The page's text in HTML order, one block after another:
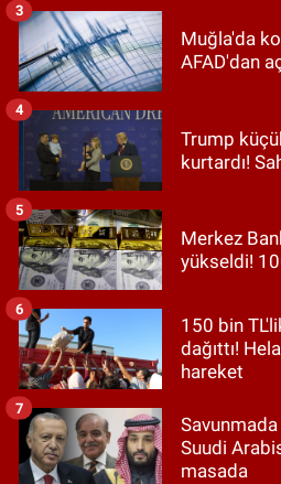
Muğla'da
AFAD'dan
3
Trump
kurtardı!
4
Merkez
yükseldi!
5
150 bin
dağıttı!
hareket
6
Suudi
masada
7